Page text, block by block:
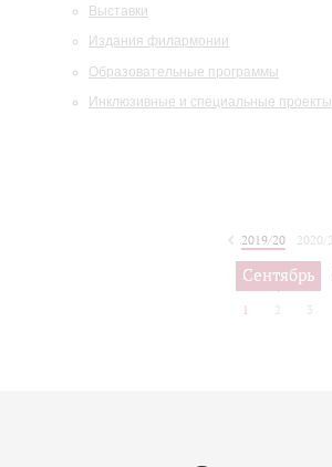
Выставки
Издания филармонии
Образовательные программы
Инклюзивные и специальные проекты
2019/20 2020/
2024/25
2025/26
Сентябрь
1 2 3